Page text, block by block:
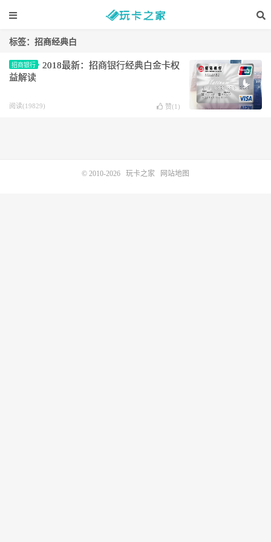
标签：招商经典白
招商银行
2018最新：招商银行经典白金卡权
益解读
阅读(19829) 赞(1 )
© 2010-2026 玩卡之家 网站地图